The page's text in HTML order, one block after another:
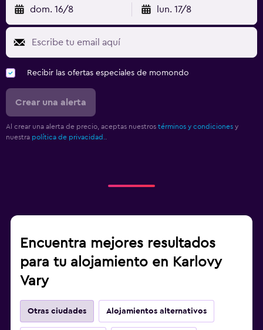
Armario o clóset
Aire libre
Jardín
Terraza/patio
Terraza
Cuna/cama nido disponibles
Zona de trabajo
Fax/fotocopiadora
Escritorio
Gimnasio
Gimnasio
dom. 16/8 lun. 17/8
Recibir las ofertas especiales de momondo
Crear una alerta
Al crear una alerta de precio, aceptas nuestros términos y condiciones y
nuestra política de privacidad.
Encuentra mejores resultados
para tu alojamiento en Karlovy
Vary
Otras ciudades Alojamientos alternativos